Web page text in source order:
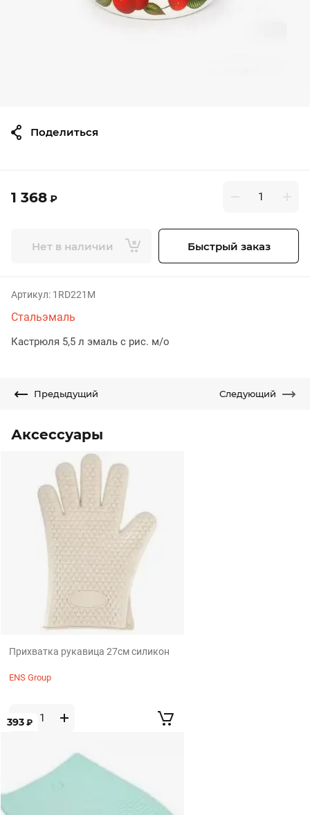
1 368 ₽
Нет в наличии Быстрый заказ
Артикул: 1RD221M
Стальэмаль
Кастрюля 5,5 л эмаль с рис. м/о
Поделиться
Предыдущий Следующий
Аксессуары
Прихватка рукавица 27см силикон
ENS Group
393 ₽